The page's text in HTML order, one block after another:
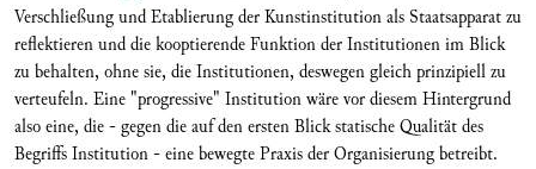
Verschließung und Etablierung der Kunstinstitution als Staatsapparat zu
reflektieren und die kooptierende Funktion der Institutionen im Blick
zu behalten, ohne sie, die Institutionen, deswegen gleich prinzipiell zu
verteufeln. Eine "progressive" Institution wäre vor diesem Hintergrund
also eine, die - gegen die auf den ersten Blick statische Qualität des
Begriffs Institution - eine bewegte Praxis der Organisierung betreibt.